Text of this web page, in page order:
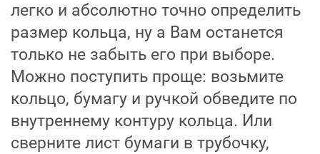
легко и абсолютно точно определить
размер кольца, ну а Вам останется
только не забыть его при выборе.
Можно поступить проще: возьмите
кольцо, бумагу и ручкой обведите по
внутреннему контуру кольца. Или
сверните лист бумаги в трубочку,